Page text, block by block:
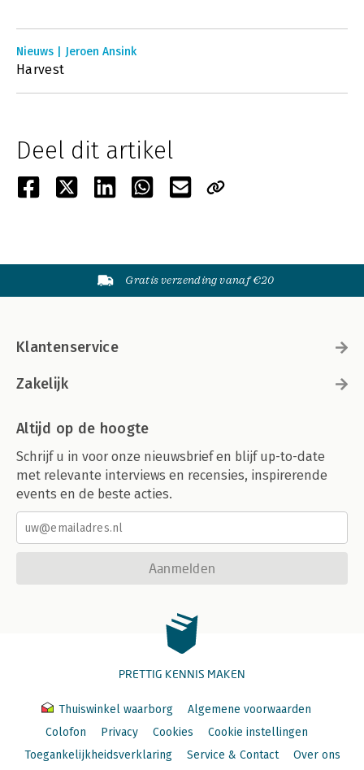
Nieuws | Jeroen Ansink
Harvest
Deel dit artikel
Gratis verzending vanaf €20
Klantenservice
Zakelijk
Altijd op de hoogte
Schrijf u in voor onze nieuwsbrief en blijf up-to-date
met relevante interviews en recensies, inspirerende
events en de beste acties.
Aanmelden
PRETTIG KENNIS MAKEN
Thuiswinkel waarborg
Algemene voorwaarden
Colofon
Privacy Cookies
Cookie instellingen
Toegankelijkheidsverklaring
Service & Contact Over ons